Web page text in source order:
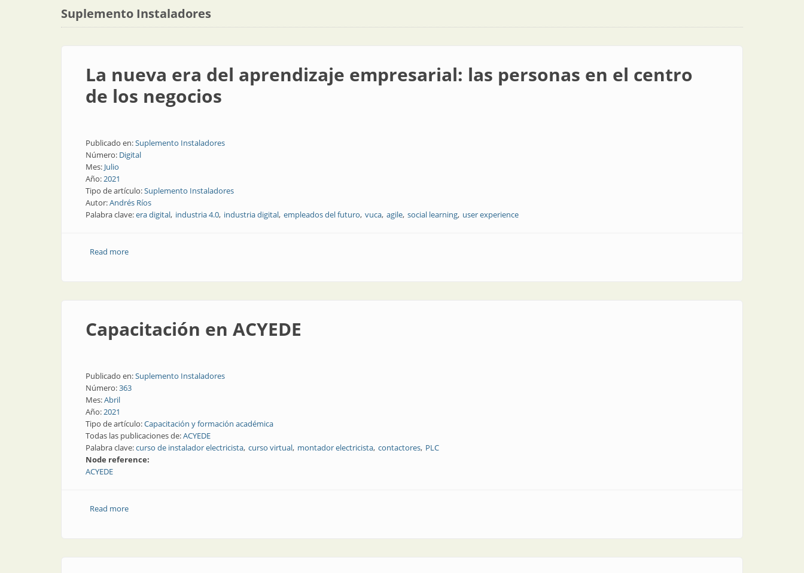
Suplemento Instaladores
La nueva era del aprendizaje empresarial: las personas en el centro
de los negocios
Publicado en:Suplemento Instaladores
Número: Digital
Mes: Julio
Año:2021
Tipo de artículo:Suplemento Instaladores
Autor:Andrés Ríos
Palabra clave:era digital industria 4.0 industria digital empleados del futuro vuca agile social learning user experience
Read moreabout La nueva era del aprendizaje empresarial: las personas en el centro de los negocios
Capacitación en ACYEDE
Publicado en:Suplemento Instaladores
Número:363
Mes:Abril
Año:2021
Tipo de artículo:Capacitación y formación académica
Todas las publicaciones de:ACYEDE
Palabra clave:curso de instalador electricista curso virtual montador electricista contactores PLC
Node reference:
ACYEDE
Read moreabout Capacitación en ACYEDE